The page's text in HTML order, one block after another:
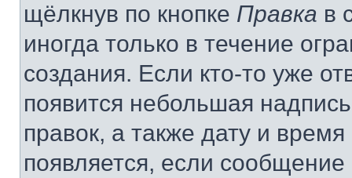
щёлкнув по кнопке Правка в
иногда только в течение
создания. Если кто-то уже
появится небольшая
правок, а также дату и
появляется, если